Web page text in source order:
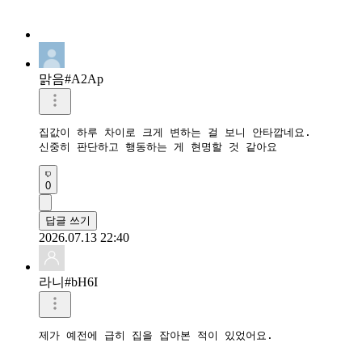
맑음#A2Ap
집값이 하루 차이로 크게 변하는 걸 보니 안타깝네요.
신중히 판단하고 행동하는 게 현명할 것 같아요
0
답글 쓰기
2026.07.13 22:40
라니#bH6I
제가 예전에 급히 집을 잡아본 적이 있었어요.